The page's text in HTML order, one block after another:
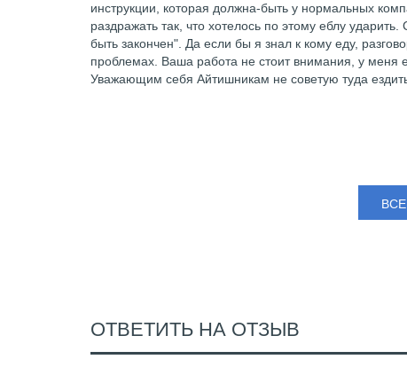
инструкции, которая должна-быть у нормальных
раздражать так, что хотелось по этому еблу
быть закончен". Да если бы я знал к кому еду,
проблемах. Ваша работа не стоит внимания, у меня
Уважающим себя Айтишникам не советую туда
ОТВЕТИТЬ НА ОТЗЫВ